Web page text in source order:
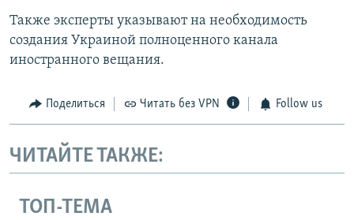
Также эксперты указывают на необходимость
создания Украиной полноценного канала
иностранного вещания.
Поделиться Читать без VPN Follow us
ЧИТАЙТЕ ТАКЖЕ:
ТОП-ТЕМА